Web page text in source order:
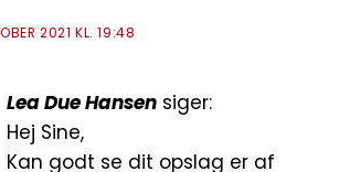
2021 KL. 19:48
Lea Due Hansen siger:
Hej Sine,
Kan godt se dit opslag er af